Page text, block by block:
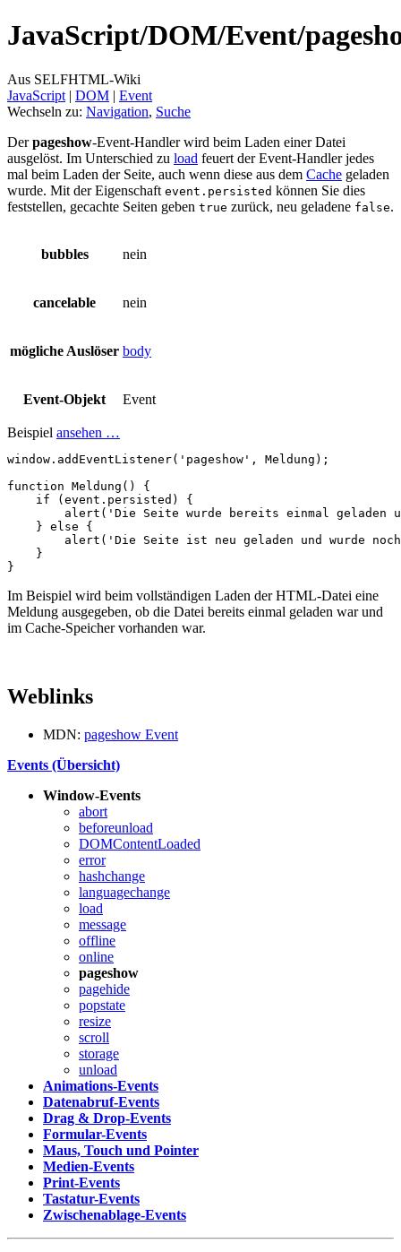
JavaScript/DOM/Event/
Aus SELFHTML-Wiki
JavaScript ‎ | DOM ‎ | Event
Wechseln zu: Navigation, Suche
Derpageshow-Event-Handler wird beim Laden einer Datei
ausgelöst. Im Unterschied zu load feuert der Event-Handler jedes
mal beim Laden der Seite, auch wenn diese aus dem Cache geladen
wurde. Mit der Eigenschaft event.persisted können Sie dies
feststellen, gecachte Seiten geben true zurück, neu geladene false.
bubbles nein
cancelable nein
mögliche Auslöser body
Event-Objekt Event
Beispiel ansehen …
window . addEventListener( 'pageshow' , Meldung );
function Meldung ()
{
if
( event . persisted )
{
alert ( 'Die Seite wurde bereits einmal geladen
} else
{
alert ( 'Die Seite ist neu geladen und wurde
}
}
Im Beispiel wird beim vollständigen Laden der HTML-Datei eine
Meldung ausgegeben, ob die Datei bereits einmal geladen war und
im Cache-Speicher vorhanden war.
Weblinks
MDN: pageshow Event
Events (Übersicht)
Window-Events
abort
beforeunload
DOMContentLoaded
error
hashchange
languagechange
load
message
offline
online
pageshow
pagehide
popstate
resize
scroll
storage
unload
Animations-Events
Datenabruf-Events
Drag & Drop-Events
Formular-Events
Maus, Touch und Pointer
Medien-Events
Print-Events
Tastatur-Events
Zwischenablage-Events